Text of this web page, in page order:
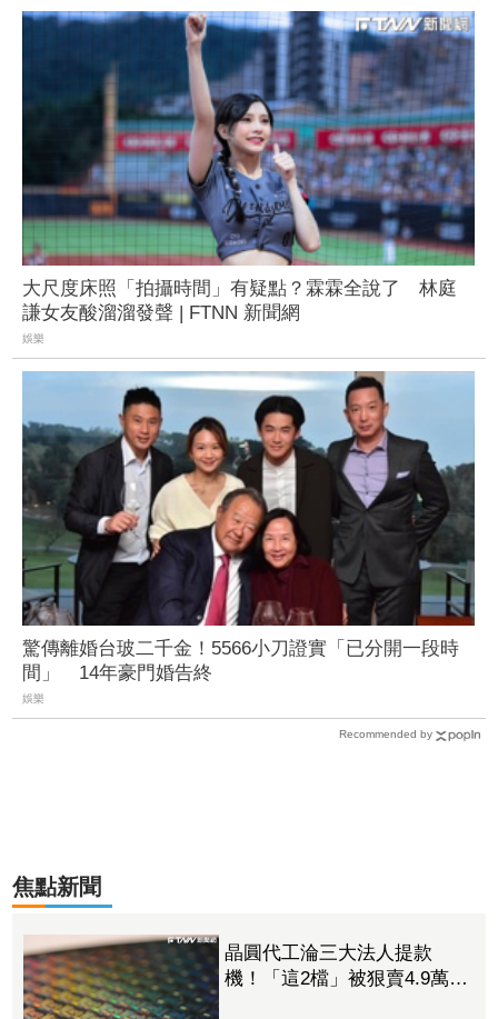
大尺度床照「拍攝時間」有疑點？霖霖全說了 林庭
謙女友酸溜溜發聲 | FTNN 新聞網
娛樂
驚傳離婚台玻二千金！5566小刀證實「已分開一段時
間」 14年豪門婚告終
娛樂
Recommended by
焦點新聞
晶圓代工淪三大法人提款
機！「這2檔」被狠賣4.9萬